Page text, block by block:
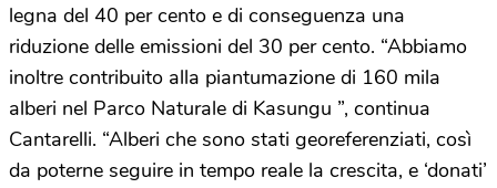
legna del 40 per cento e di conseguenza una
riduzione delle emissioni del 30 per cento. “Abbiamo
inoltre contribuito alla piantumazione di 160 mila
alberi nel Parco Naturale di Kasungu ”, continua
Cantarelli. “Alberi che sono stati georeferenziati, così
da poterne seguire in tempo reale la crescita, e ‘donati’